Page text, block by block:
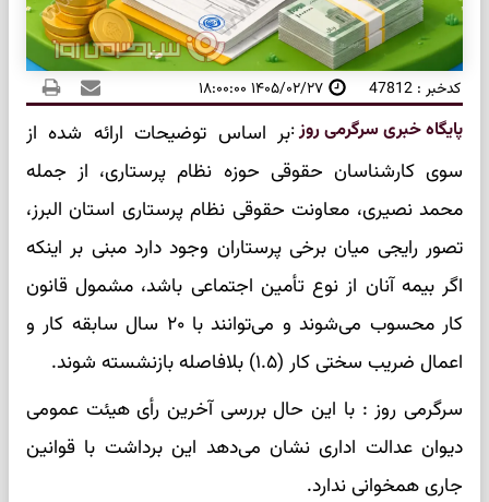
کدخبر : 47812 ۱۴۰۵/۰۲/۲۷ ۱۸:۰۰:۰۰
پایگاه خبری سرگرمی روز:بر اساس توضیحات ارائه شده از
سوی کارشناسان حقوقی حوزه نظام پرستاری، از جمله
محمد نصیری، معاونت حقوقی نظام پرستاری استان البرز،
تصور رایجی میان برخی پرستاران وجود دارد مبنی بر اینکه
اگر بیمه آنان از نوع تأمین اجتماعی باشد، مشمول قانون
کار محسوب می‌شوند و می‌توانند با ۲۰ سال سابقه کار و
اعمال ضریب سختی کار (۱.۵) بلافاصله بازنشسته شوند.
سرگرمی روز : با این حال بررسی آخرین رأی هیئت عمومی
دیوان عدالت اداری نشان می‌دهد این برداشت با قوانین
جاری همخوانی ندارد.